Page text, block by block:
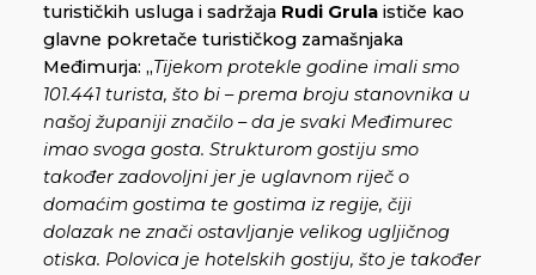
turističkih usluga i sadržaja Rudi Grula ističe kao
glavne pokretače turističkog zamašnjaka
Međimurja: „Tijekom protekle godine imali smo
101.441 turista, što bi – prema broju stanovnika u
našoj županiji značilo – da je svaki Međimurec
imao svoga gosta. Strukturom gostiju smo
također zadovoljni jer je uglavnom riječ o
domaćim gostima te gostima iz regije, čiji
dolazak ne znači ostavljanje velikog ugljičnog
otiska. Polovica je hotelskih gostiju, što je također